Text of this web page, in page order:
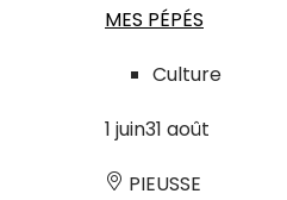
MES PÉPÉS
Culture
1 juin31 août
PIEUSSE